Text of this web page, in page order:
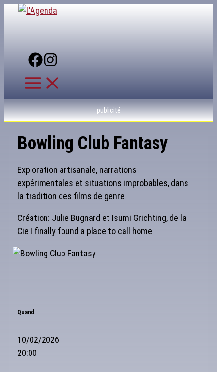
Aller
publicité
Bowling Club Fantasy
Exploration artisanale, narrations
expérimentales et situations improbables, dans
la tradition des films de genre
Création: Julie Bugnard et Isumi Grichting, de la
Cie I finally found a place to call home
Quand
10/02/2026
20:00